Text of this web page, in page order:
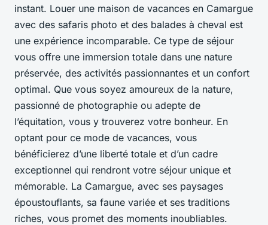
instant. Louer une maison de vacances en Camargue
avec des safaris photo et des balades à cheval est
une expérience incomparable. Ce type de séjour
vous offre une immersion totale dans une nature
préservée, des activités passionnantes et un confort
optimal. Que vous soyez amoureux de la nature,
passionné de photographie ou adepte de
l’équitation, vous y trouverez votre bonheur. En
optant pour ce mode de vacances, vous
bénéficierez d’une liberté totale et d’un cadre
exceptionnel qui rendront votre séjour unique et
mémorable. La Camargue, avec ses paysages
époustouflants, sa faune variée et ses traditions
riches, vous promet des moments inoubliables.